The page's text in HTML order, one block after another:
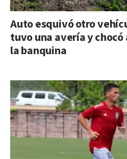
Auto esquivó otro
tuvo una avería y
la banquina